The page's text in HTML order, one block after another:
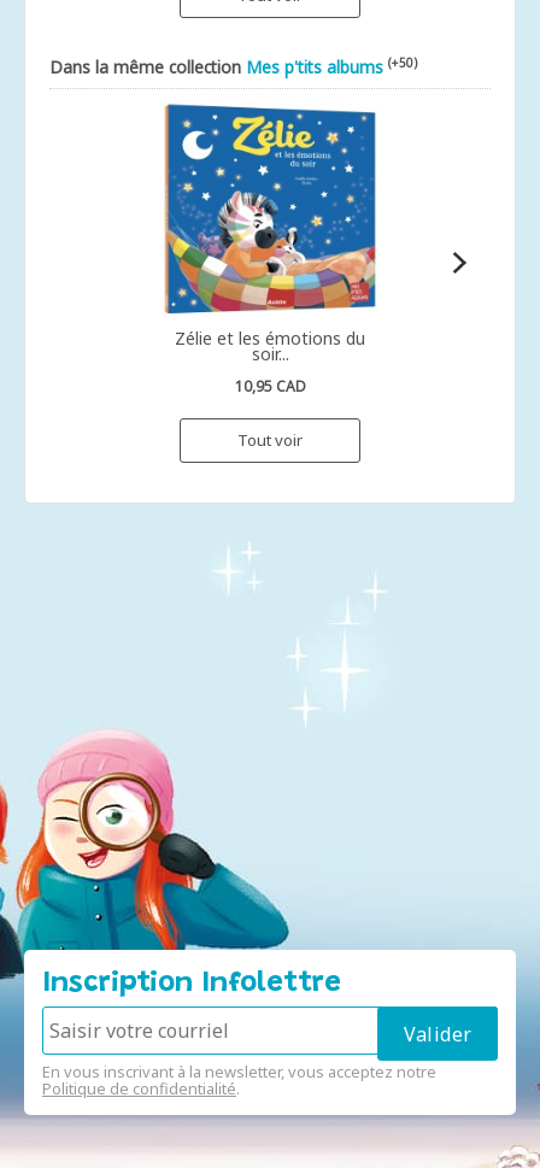
Dans la même collection Mes p'tits albums (+50)
Zélie et les émotions du
soir...
10,95 CAD
Tout voir
Inscription Infolettre
En vous inscrivant à la newsletter, vous acceptez notre
Politique de confidentialité.